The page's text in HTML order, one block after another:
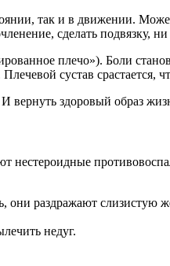
так и в движении.
сделать подвязку,
плечо»). Боли
сустав
вернуть здоровый образ
нестероидные
раздражают слизистую
недуг.